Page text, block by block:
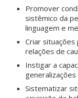
Promover
sistêmico da
linguagem e
Criar
relações de
Instigar a
generalizações
Sistematizar